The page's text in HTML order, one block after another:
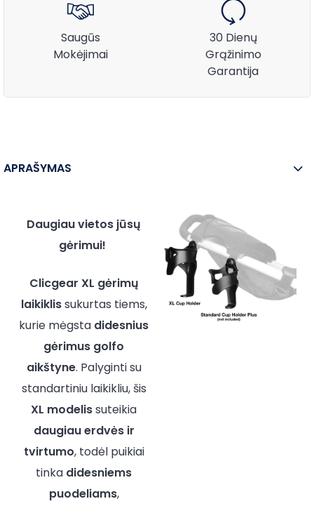
Saugūs
Mokėjimai
30 Dienų
Grąžinimo
Garantija
APRAŠYMAS
Daugiau vietos jūsų
gėrimui!
Clicgear XL gėrimų
laikiklissukurtas tiems,
kurie mėgsta didesnius
gėrimus golfo
aikštyne. Palyginti su
standartiniu laikikliu, šis
XL modelissuteikia
daugiau erdvės ir
tvirtumo, todėl puikiai
tinka didesniems
puodeliams,